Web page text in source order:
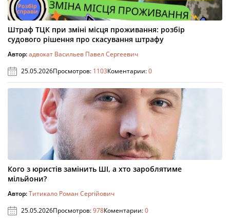
Штраф ТЦК при зміні місця проживання: розбір
судового рішення про скасування штрафу
Автор:адвокат Васильев Павел Сергеевич
25.05.2026Просмотров: 1103Коментарии:0
Кого з юристів замінить ШІ, а хто зароблятиме
мільйони?
Автор:Титикало Роман Сергійович
25.05.2026Просмотров:978Коментарии:0